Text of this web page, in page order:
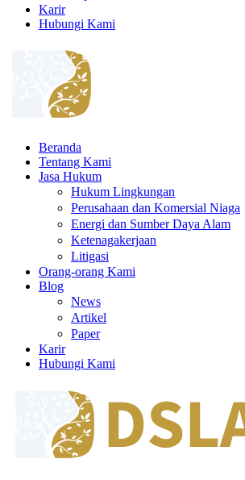
Karir
Hubungi Kami
Beranda
Tentang Kami
Jasa Hukum
Hukum Lingkungan
Perusahaan dan Komersial Niaga
Energi dan Sumber Daya Alam
Ketenagakerjaan
Litigasi
Orang-orang Kami
Blog
News
Artikel
Paper
Karir
Hubungi Kami